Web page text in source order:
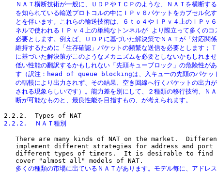
ＮＡＴ横断技術が一般に、ＵＤＰやＴＣＰのような、ＮＡＴを横断す
を知られている輸送プロトコルの中にＩＰｖ６パケットをカプセル化
とを伴います。これらの輸送技術は、６ｔｏ４やＩＰｖ４上のＩＰｖ
ネルで使われるＩＰｖ４上の単純なトンネルが より際立って多くのコ
必要とします。例えば、ＵＤＰに基づいた解決策でＮＡＴが「対応関
維持するために「生存確認」パケットの頻繁な送信を必要とします；
に基づいた解決策がこのようなメカニズムを必要としないかもしれま
低い性能の翻訳するかもしれない「先頭キューブロック」の危険性が
す（訳注：head of queue blockingは、入キューの先頭のパケッ
の輻輳により出力されず、その結果、空き回線へ行くパケットの出力
される現象らしいです）。能力差を別にして、２種類の移行技術、Ｎ
   断が可能なものと、最良性能を目指すもの、が考えられます。
2.2.2.  ＮＡＴ種別
There are many kinds of NAT on the market.
implement different strategies for address and port
different types of timers.  It is desirable to find
多くの種類の市場に出ているＮＡＴがあります。モデル毎に、アドレ